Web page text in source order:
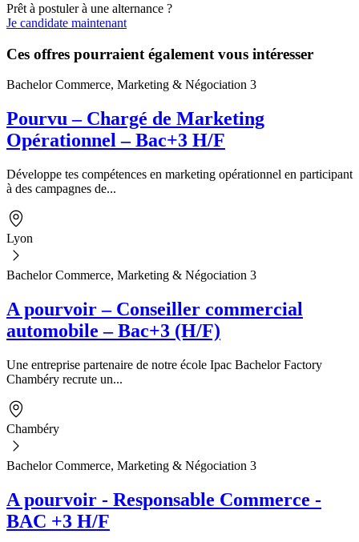
Prêt à postuler à une alternance ?
Je candidate maintenant
Ces offres pourraient également vous intéresser
Bachelor Commerce, Marketing & Négociation 3
Pourvu – Chargé de Marketing
Opérationnel – Bac+3 H/F
Développe tes compétences en marketing opérationnel en participant
à des campagnes de...
Lyon
Bachelor Commerce, Marketing & Négociation 3
A pourvoir – Conseiller commercial
automobile – Bac+3 (H/F)
Une entreprise partenaire de notre école Ipac Bachelor Factory
Chambéry recrute un...
Chambéry
Bachelor Commerce, Marketing & Négociation 3
A pourvoir - Responsable Commerce -
BAC +3 H/F